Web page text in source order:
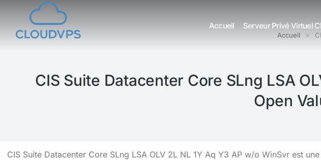
Accueil Serveur Privé Virtuel
Vous êtes ici : Accueil
CIS Suite Datacenter Core SLng LSA
Open
CIS Suite Datacenter Core SLng LSA OLV 2L NL 1Y Aq Y3 AP w/o WinSvr est